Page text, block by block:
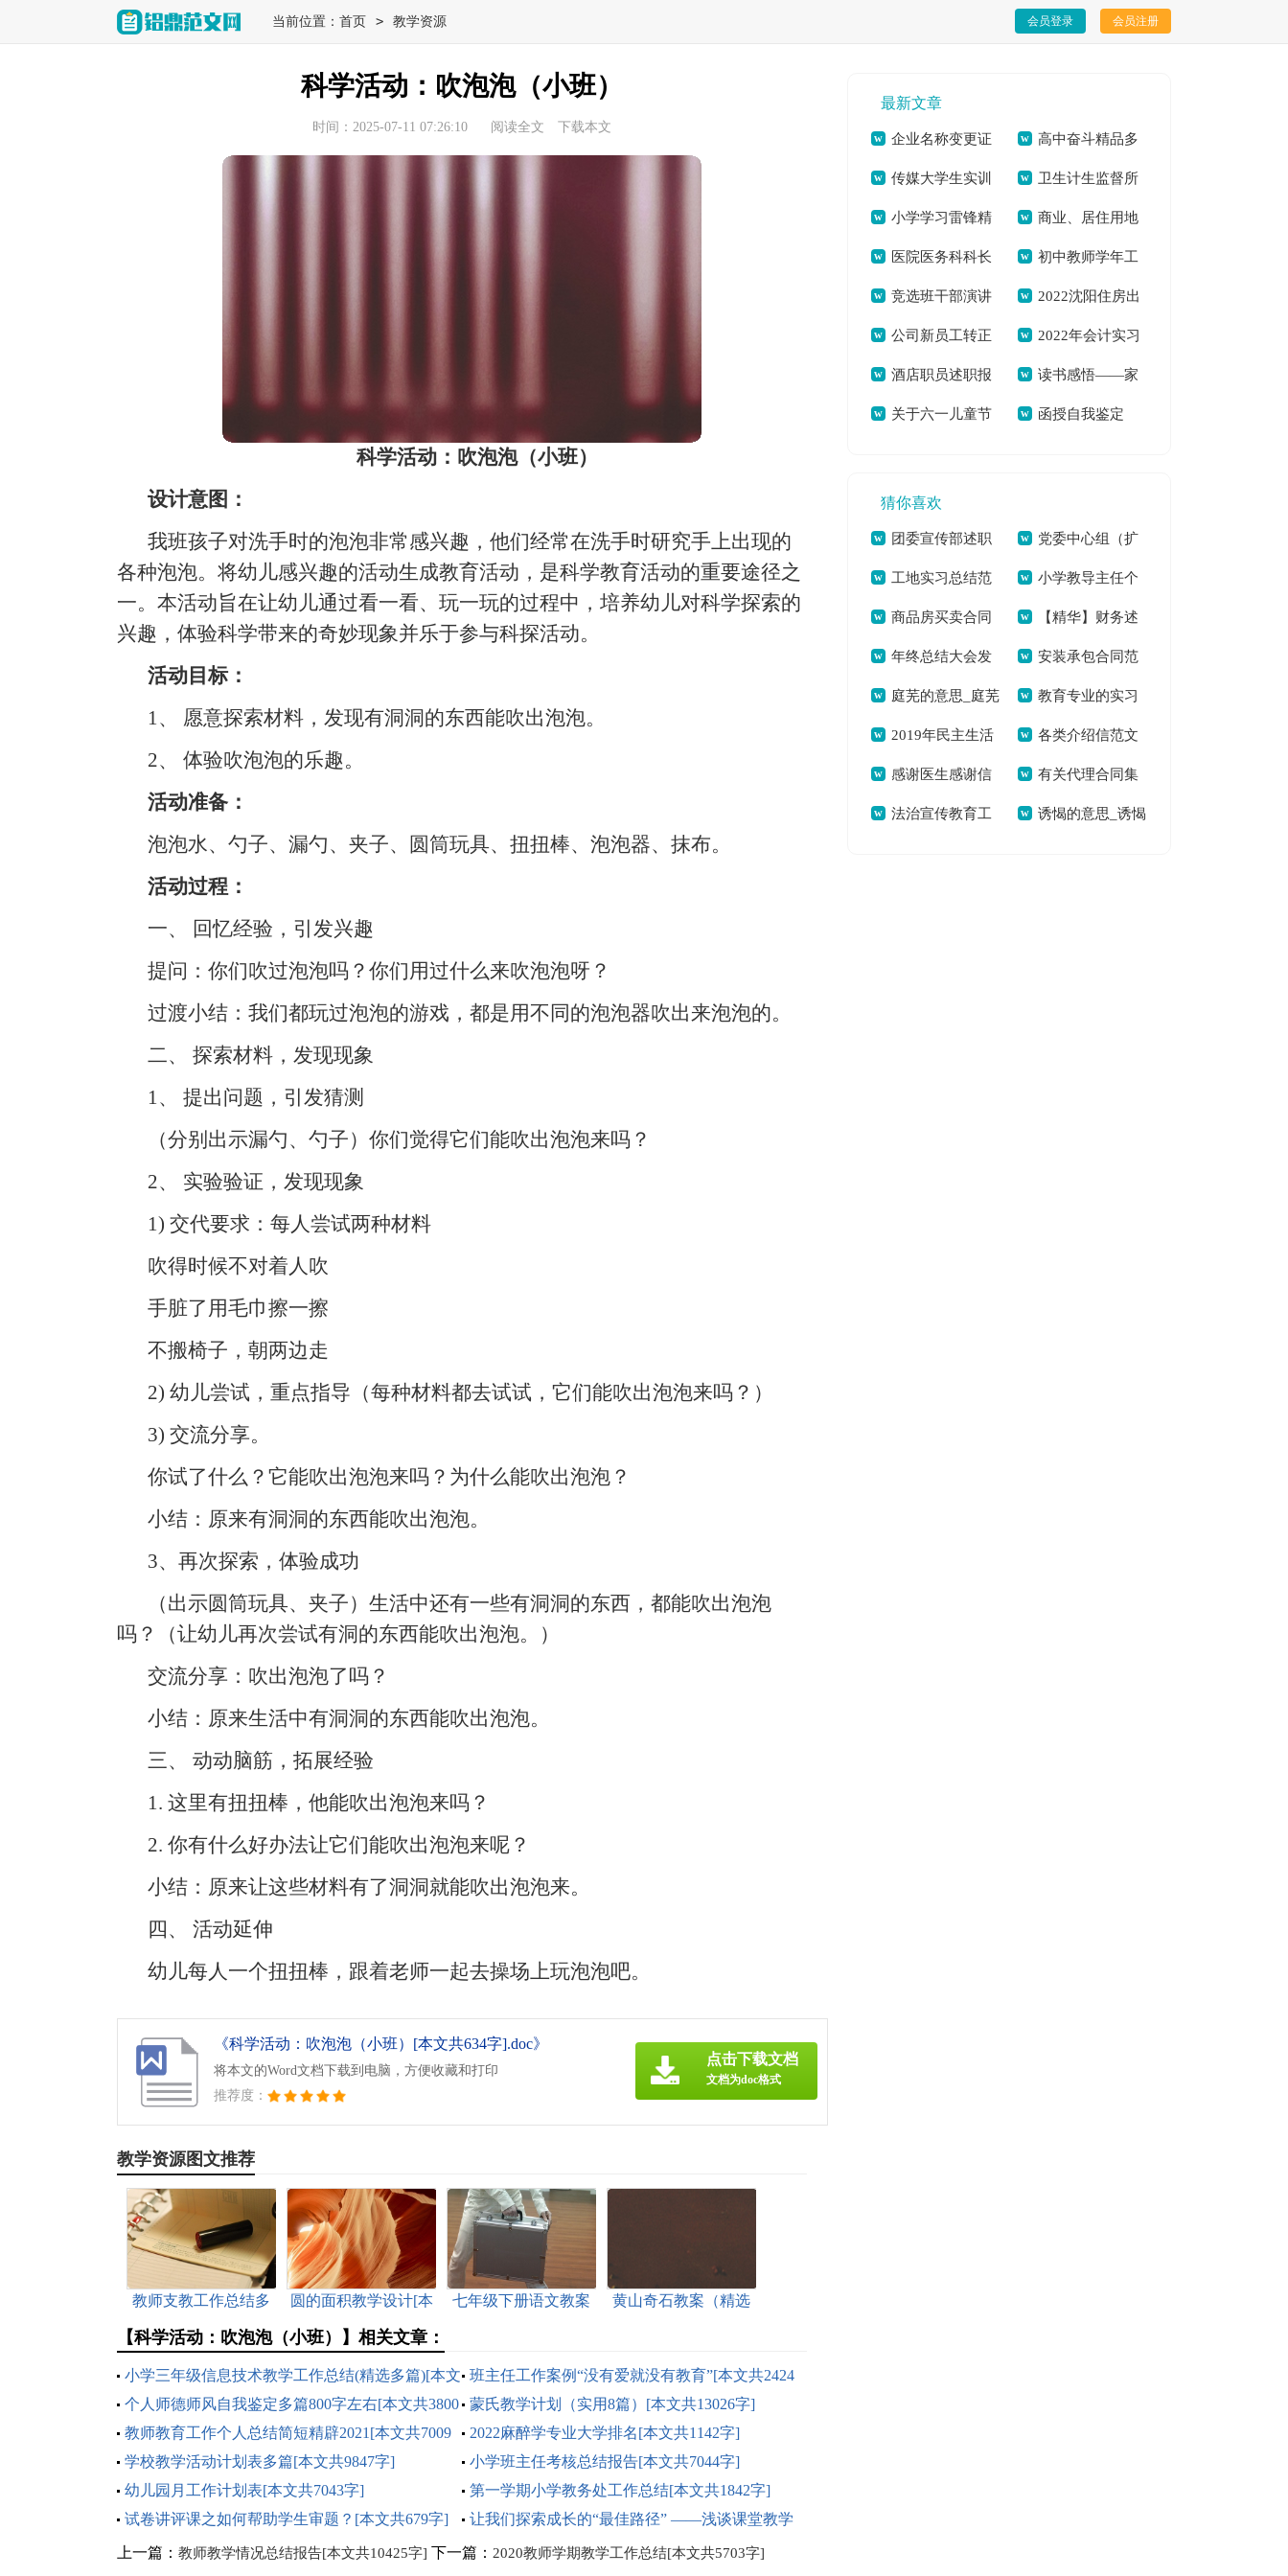
当前位置： 首页 > 教学资源 会员登录 会员注册
科学活动：吹泡泡（小班）
时间：2025-07-11 07:26:10 阅读全文 下载本文
科学活动： 吹泡泡（小班）
设计意图：
我班孩子对洗手时的泡泡非常感兴趣，他们经常在洗手时研究手上出现的
各种泡泡。将幼儿感兴趣的活动生成教育活动，是科学教育活动的重要途径之
一。本活动旨在让幼儿通过看一看、玩一玩的过程中，培养幼儿对科学探索的
兴趣，体验科学带来的奇妙现象并乐于参与科探活动。
活动目标：
1、 愿意探索材料，发现有洞洞的东西能吹出泡泡。
2、 体验吹泡泡的乐趣。
活动准备：
泡泡水、勺子、漏勺、夹子、圆筒玩具、扭扭棒、泡泡器、抹布。
活动过程：
一、 回忆经验，引发兴趣
提问：你们吹过泡泡吗？你们用过什么来吹泡泡呀？
过渡小结：我们都玩过泡泡的游戏，都是用不同的泡泡器吹出来泡泡的。
二、 探索材料，发现现象
1、 提出问题，引发猜测
（分别出示漏勺、勺子）你们觉得它们能吹出泡泡来吗？
2、 实验验证，发现现象
1) 交代要求：每人尝试两种材料
吹得时候不对着人吹
手脏了用毛巾擦一擦
不搬椅子，朝两边走
2) 幼儿尝试，重点指导（每种材料都去试试，它们能吹出泡泡来吗？）
3) 交流分享。
你试了什么？它能吹出泡泡来吗？为什么能吹出泡泡？
小结：原来有洞洞的东西能吹出泡泡。
3、再次探索，体验成功
（出示圆筒玩具、夹子）生活中还有一些有洞洞的东西，都能吹出泡泡
吗？（让幼儿再次尝试有洞的东西能吹出泡泡。）
交流分享：吹出泡泡了吗？
小结：原来生活中有洞洞的东西能吹出泡泡。
三、 动动脑筋，拓展经验
1. 这里有扭扭棒，他能吹出泡泡来吗？
2. 你有什么好办法让它们能吹出泡泡来呢？
小结：原来让这些材料有了洞洞就能吹出泡泡来。
四、 活动延伸
幼儿每人一个扭扭棒，跟着老师一起去操场上玩泡泡吧。
《科学活动：吹泡泡（小班）[本文共634字].doc》
将本文的Word文档下载到电脑，方便收藏和打印
推荐度：
点击下载文档
文档为doc格式
教学资源图文推荐
教师支教工作总结多
圆的面积教学设计[本
七年级下册语文教案
黄山奇石教案（精选
【科学活动：吹泡泡（小班）】相关文章：
小学三年级信息技术教学工作总结(精选多篇)[本文
共6080字]
班主任工作案例“没有爱就没有教育”[本文共2424
字]
个人师德师风自我鉴定多篇800字左右[本文共3800
字]
蒙氏教学计划（实用8篇）[本文共13026字]
教师教育工作个人总结简短精辟2021[本文共7009
字]
2022麻醉学专业大学排名[本文共1142字]
学校教学活动计划表多篇[本文共9847字]
小学班主任考核总结报告[本文共7044字]
幼儿园月工作计划表[本文共7043字]
第一学期小学教务处工作总结[本文共1842字]
试卷讲评课之如何帮助学生审题？[本文共679字]
让我们探索成长的“最佳路径” ——浅谈课堂教学
组织的意义和策略[本文共3706字]
上一篇： 教师教学情况总结报告[本文共10425字] 下一篇： 2020教师学期教学工作总结[本文共5703字]
最新文章
企业名称变更证
明[本文共3101字]
高中奋斗精品多
篇[本文共3741字]
传媒大学生实训
心得体会[本文共
11684字]
卫生计生监督所
2020年国家“双随
机”半年工作总结[本
文共559字]
小学学习雷锋精
神国旗下讲话稿[本
文共2120字]
商业、居住用地
规划设计说明[本文
共3677字]
医院医务科科长
竞职演讲稿(精选多
篇)[本文共4251字]
初中教师学年工
作自我鉴定[本文共
6359字]
竞选班干部演讲
稿[本文共4482字]
2022沈阳住房出
租合同书面版[本文
共4658字]
公司新员工转正
个人工作总结
2021[本文共7665字]
2022年会计实习
工作总结多篇[本文
共9747字]
酒店职员述职报
告怎么写多篇[本文
读书感悟——家
庭教育对儿童成长的
关于六一儿童节
5081字]
函授自我鉴定
猜你喜欢
团委宣传部述职
报告集合9篇[本文共
8388字]
党委中心组（扩
大）第三次集中学习
发言稿暨学习毛南族
实现整族脱贫重要指
示精神心得[本文共
2101字]
工地实习总结范
文合集8篇[本文共
16311字]
小学教导主任个
人述职报告七篇[本
文共11263字]
商品房买卖合同
范本15篇[本文共
23062字]
【精华】财务述
职锦集5篇[本文共
7451字]
年终总结大会发
言稿汇总七篇[本文
共6136字]
安装承包合同范
本[本文共21041字]
庭芜的意思_庭芜
的拼音[本文共56字]
教育专业的实习
总结[本文共34395
字]
2019年民主生活
会批评与自我批评
[本文共1400字]
各类介绍信范文
[本文共598字]
感谢医生感谢信
[本文共7661字]
有关代理合同集
锦八篇[本文共9546
法治宣传教育工 诱愒的意思_诱愒